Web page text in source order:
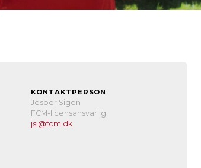
KONTAKTPERSON
Jesper Sigen
FCM-licensansvarlig
jsi@fcm.dk